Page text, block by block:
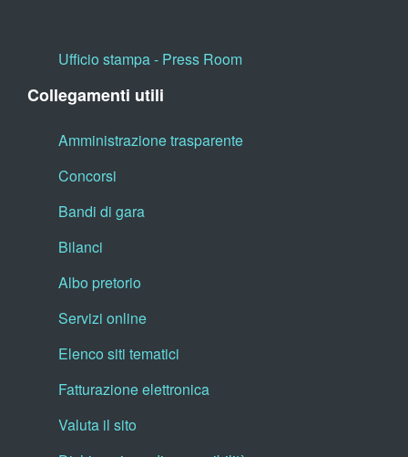
Ufficio stampa - Press Room
Collegamenti utili
Amministrazione trasparente
Concorsi
Bandi di gara
Bilanci
Albo pretorio
Servizi online
Elenco siti tematici
Fatturazione elettronica
Valuta il sito